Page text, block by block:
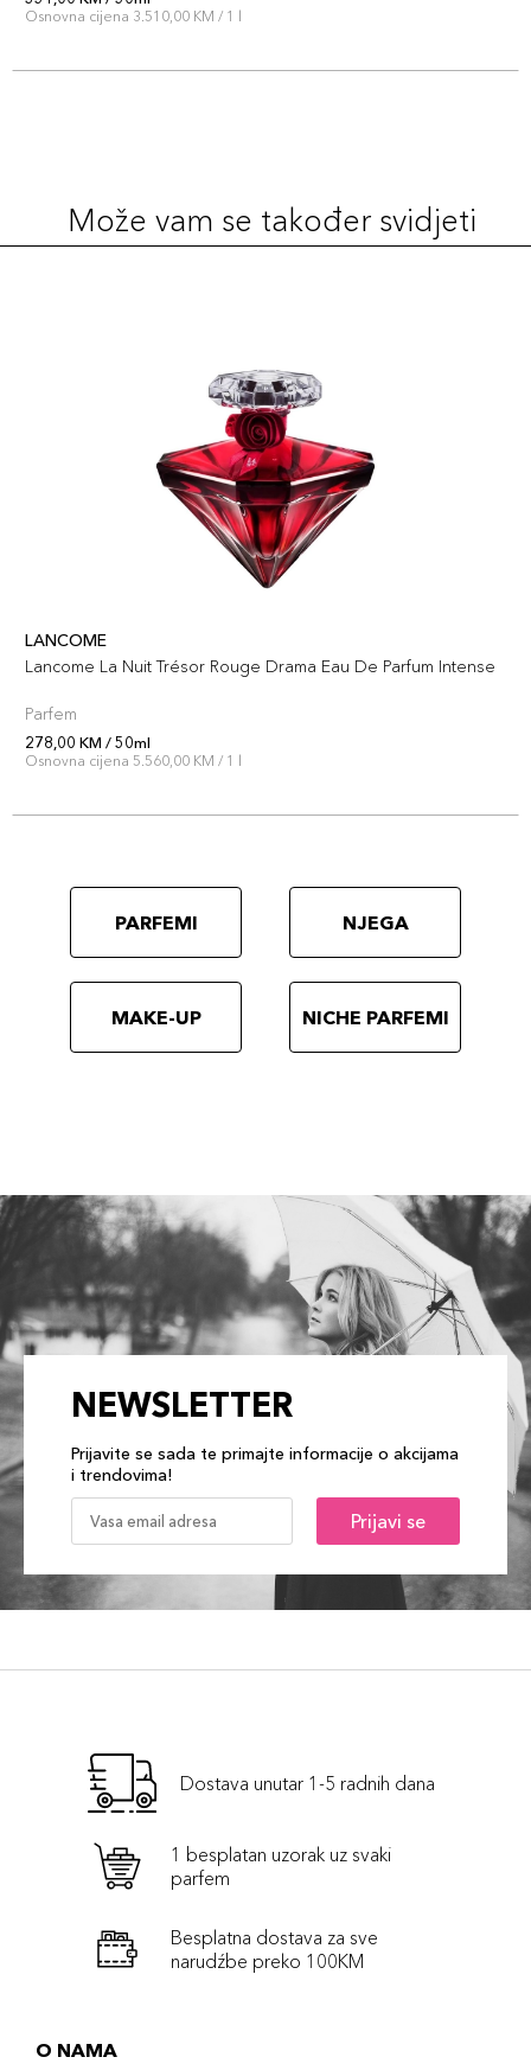
Osnovna cijena 3.510,00 KM / 1 l
Može vam se također svidjeti
LANCOME
Lancome La Nuit Trésor Rouge Drama Eau De Parfum Intense
Parfem
278,00 KM / 50ml
Osnovna cijena 5.560,00 KM / 1 l
PARFEMI NJEGA
MAKE-UP NICHE PARFEMI
NEWSLETTER
Prijavite se sada te primajte informacije o akcijama
i trendovima!
Prijavi se
Dostava unutar 1-5 radnih dana
1 besplatan uzorak uz svaki
parfem
Besplatna dostava za sve
narudźbe preko 100KM
O NAMA